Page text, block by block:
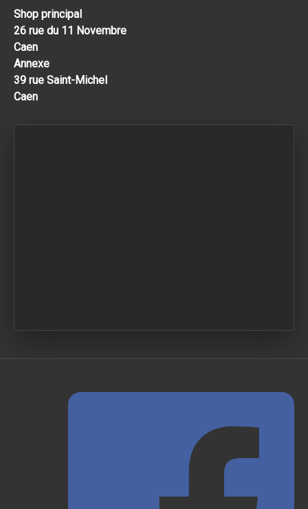
Shop principal
26 rue du 11 Novembre
Caen
Annexe
39 rue Saint-Michel
Caen